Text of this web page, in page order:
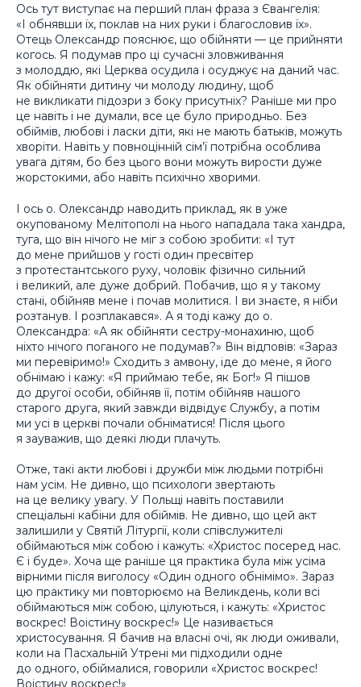
Ось тут виступає на перший план фраза з Євангелія:
«І обнявши їх, поклав на них руки і благословив їх».
Отець Олександр пояснює, що обійняти — це прийняти
когось. Я подумав про ці сучасні зловживання
з молоддю, які Церква осудила і осуджує на даний час.
Як обійняти дитину чи молоду людину, щоб
не викликати підозри з боку присутніх? Раніше ми про
це навіть і не думали, все це було природньо. Без
обіймів, любові і ласки діти, які не мають батьків, можуть
хворіти. Навіть у повноцінній сім’ї потрібна особлива
увага дітям, бо без цього вони можуть вирости дуже
жорстокими, або навіть психічно хворими.
І ось о. Олександр наводить приклад, як в уже
окупованому Мелітополі на нього нападала така хандра,
туга, що він нічого не міг з собою зробити: «І тут
до мене прийшов у гості один пресвітер
з протестантського руху, чоловік фізично сильний
і великий, але дуже добрий. Побачив, що я у такому
стані, обійняв мене і почав молитися. І ви знаєте, я ніби
розтанув. І розплакався». А я тоді кажу до о.
Олександра: «А як обійняти сестру-монахиню, щоб
ніхто нічого поганого не подумав?» Він відповів: «Зараз
ми перевіримо!» Сходить з амвону, іде до мене, я його
обнімаю і кажу: «Я приймаю тебе, як Бог!» Я пішов
до другої особи, обійняв її, потім обійняв нашого
старого друга, який завжди відвідує Службу, а потім
ми усі в церкві почали обніматися! Після цього
я зауважив, що деякі люди плачуть.
Отже, такі акти любові і дружби між людьми потрібні
нам усім. Не дивно, що психологи звертають
на це велику увагу. У Польщі навіть поставили
спеціальні кабіни для обіймів. Не дивно, що цей акт
залишили у Святій Літургії, коли співслужителі
обіймаються між собою і кажуть: «Христос посеред нас.
Є і буде». Хоча ще раніше ця практика була між усіма
вірними після виголосу «Один одного обнімімо». Зараз
цю практику ми повторюємо на Великдень, коли всі
обіймаються між собою, цілуються, і кажуть: «Христос
воскрес! Воістину воскрес!» Це називається
христосування. Я бачив на власні очі, як люди оживали,
коли на Пасхальній Утрені ми підходили одне
до одного, обіймалися, говорили «Христос воскрес!
Воістину воскрес!»